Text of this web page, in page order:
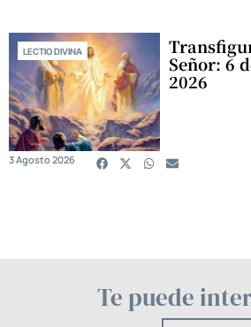
LECTIO DIVINA
Señor: 6
2026
3 Agosto 2026
Te puede